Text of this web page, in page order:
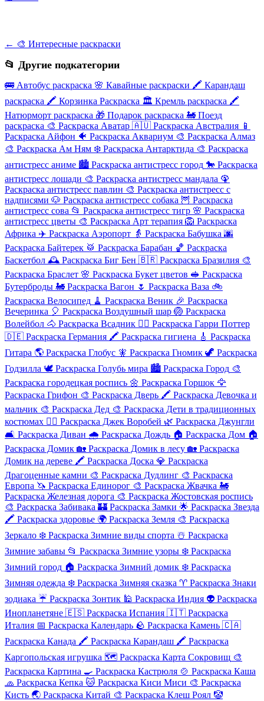
← 🎨 Интересные раскраски
📂 Другие подкатегории
🚌 Автобус раскраска 🌸 Кавайные раскраски 🖍️ Карандаш
раскраска 🖍️ Корзинка Раскраска 🏛️ Кремль раскраска 🖍️
Натюрморт раскраска 🎁 Подарок раскраска 🚂 Поезд
раскраска 🎨 Раскраска Аватар 🇦🇺 Раскраска Австралия 📱
Раскраска Айфон 🐠 Раскраска Аквариум 🎨 Раскраска Алмаз
🎨 Раскраска Ам Ням ❄️ Раскраска Антарктида 🎨 Раскраска
антистресс аниме 🏙️ Раскраска антистресс город 🐎 Раскраска
антистресс лошади 🎨 Раскраска антистресс мандала 🦚
Раскраска антистресс павлин 🎨 Раскраска антистресс с
надписями 🐶 Раскраска антистресс собака 🦉 Раскраска
антистресс сова 📂 Раскраска антистресс тигр 🌸 Раскраска
антистресс цветы 🎨 Раскраска Арт терапия 🦁 Раскраска
Африка ✈️ Раскраска Аэропорт 👵 Раскраска Бабушка 🌆
Раскраска Байтерек 🥁 Раскраска Барабан 🏀 Раскраска
Баскетбол 🕰️ Раскраска Биг Бен 🇧🇷 Раскраска Бразилия 🎨
Раскраска Браслет 🌸 Раскраска Букет цветов 🥪 Раскраска
Бутерброды 🚂 Раскраска Вагон 🌷 Раскраска Ваза 🚲
Раскраска Велосипед 🧹 Раскраска Веник 🎉 Раскраска
Вечеринка 🎈 Раскраска Воздушный шар 🏐 Раскраска
Волейбол 🐴 Раскраска Всадник 🧙‍♂️ Раскраска Гарри Поттер
🇩🇪 Раскраска Германия 🖍️ Раскраска гигиена 🎸 Раскраска
Гитара 🌎 Раскраска Глобус 🧚 Раскраска Гномик 🦖 Раскраска
Годзилла 🕊️ Раскраска Голубь мира 🏙️ Раскраска Город 🎨
Раскраска городецкая роспись 🌼 Раскраска Горшок 🦅
Раскраска Грифон 🎨 Раскраска Дверь 🖍️ Раскраска Девочка и
мальчик 🎨 Раскраска Дед 🎨 Раскраска Дети в традиционных
костюмах 🏴‍☠️ Раскраска Джек Воробей 🌿 Раскраска Джунгли
🛋️ Раскраска Диван 🌧️ Раскраска Дождь 🏠 Раскраска Дом 🏠
Раскраска Домик 🏡 Раскраска Домик в лесу 🏡 Раскраска
Домик на дереве 🖍️ Раскраска Доска 💎 Раскраска
Драгоценные камни 🎨 Раскраска Дудлинг 🎨 Раскраска
Европа 🦄 Раскраска Единорог 🎨 Раскраска Жвачка 🚂
Раскраска Железная дорога 🎨 Раскраска Жостовская роспись
🎨 Раскраска Забивака 🏰 Раскраска Замки 🌟 Раскраска Звезда
🖍️ Раскраска здоровье 🌍 Раскраска Земля 🎨 Раскраска
Зеркало ❄️ Раскраска Зимние виды спорта ☃️ Раскраска
Зимние забавы 📂 Раскраска Зимние узоры ❄️ Раскраска
Зимний город 🏠 Раскраска Зимний домик ❄️ Раскраска
Зимняя одежда ❄️ Раскраска Зимняя сказка ♈ Раскраска Знаки
зодиака ☔ Раскраска Зонтик 🕌 Раскраска Индия 👽 Раскраска
Инопланетяне 🇪🇸 Раскраска Испания 🇮🇹 Раскраска
Италия 📅 Раскраска Календарь 🪨 Раскраска Камень 🇨🇦
Раскраска Канада 🖍️ Раскраска Карандаш 🖍️ Раскраска
Каргопольская игрушка 🗺️ Раскраска Карта Сокровищ 🎨
Раскраска Картина 🍳 Раскраска Кастрюля 🍲 Раскраска Каша
🧢 Раскраска Кепка 🐱 Раскраска Киси Миси 🎨 Раскраска
Кисть 🌏 Раскраска Китай 🎨 Раскраска Клеш Роял 🤡